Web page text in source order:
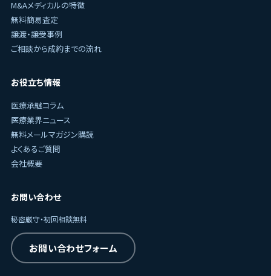
M&Aメディカルの特徴
無料簡易査定
譲渡・譲受事例
ご相談から成約までの流れ
お役立ち情報
医療承継コラム
医療業界ニュース
無料メールマガジン購読
よくあるご質問
会社概要
お問い合わせ
秘密厳守・初回相談無料
お問い合わせフォーム